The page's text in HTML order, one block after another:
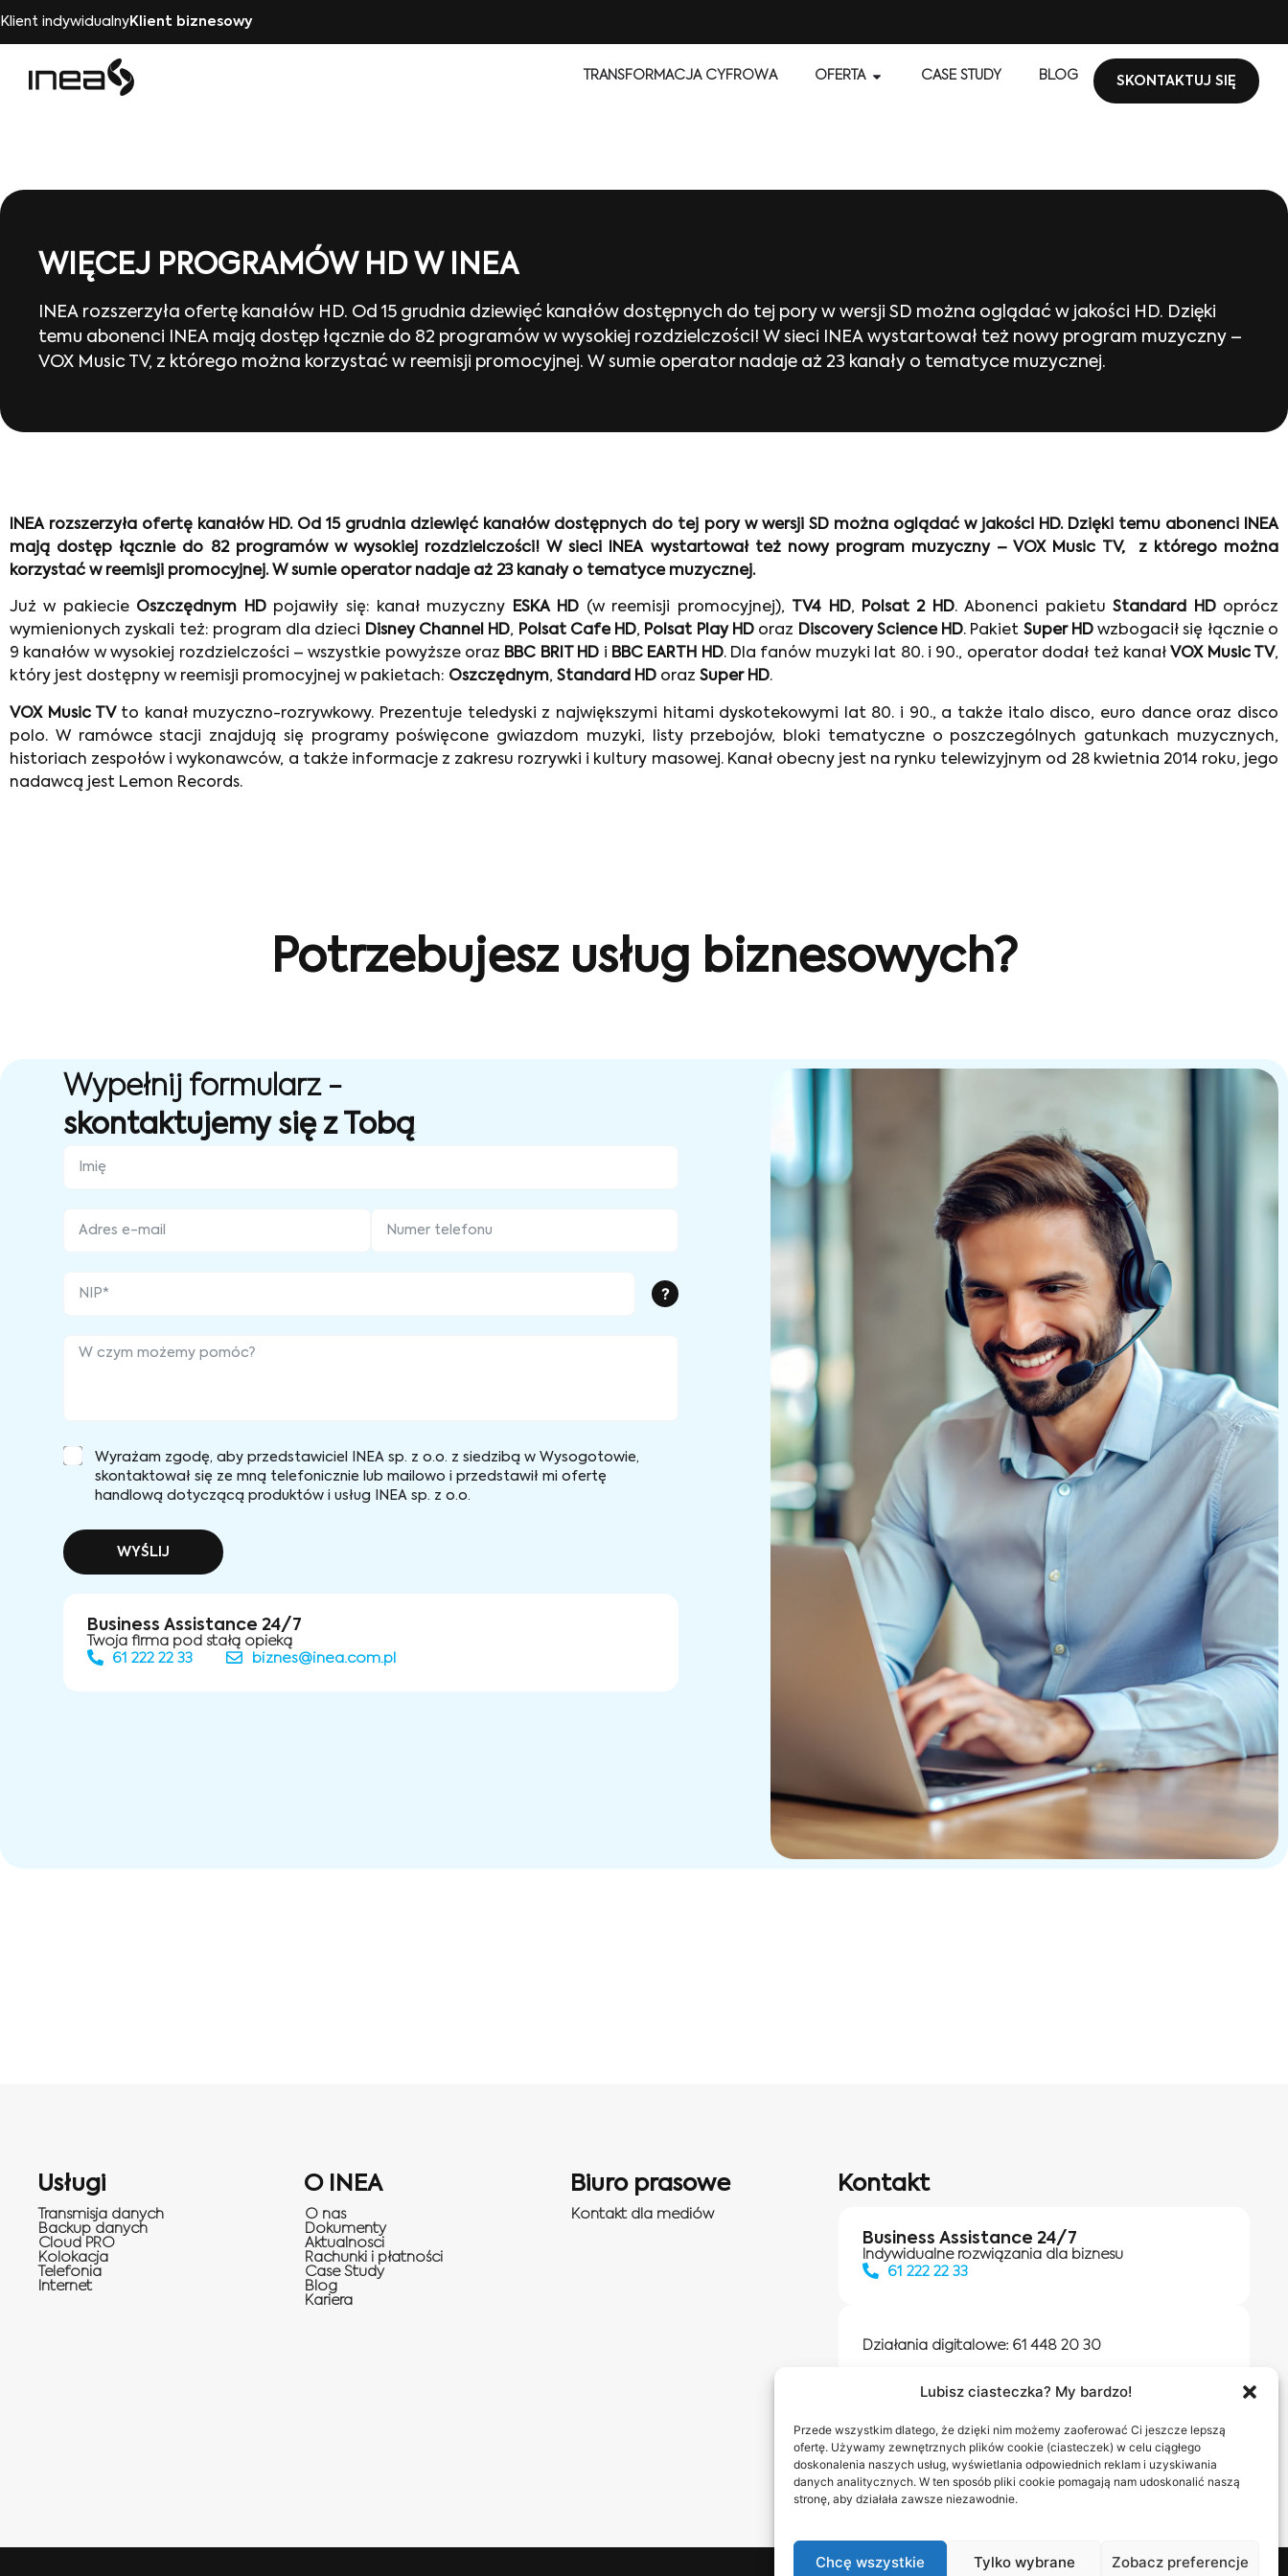
Lubisz ciasteczka? My bardzo!
Przede wszystkim dlatego, że dzięki nim możemy zaoferować Ci jeszcze lepszą
ofertę. Używamy zewnętrznych plików cookie (ciasteczek) w celu ciągłego
doskonalenia naszych usług, wyświetlania odpowiednich reklam i uzyskiwania
danych analitycznych. W ten sposób pliki cookie pomagają nam udoskonalić naszą
stronę, aby działała zawsze niezawodnie.
Chcę wszystkie Tylko wybrane Zobacz preferencje
Klient indywidualnyKlient biznesowy
TRANSFORMACJA CYFROWA OFERTA CASE STUDY BLOG SKONTAKTUJ SIĘ
WIĘCEJ PROGRAMÓW HD W INEA
INEA rozszerzyła ofertę kanałów HD. Od 15 grudnia dziewięć kanałów dostępnych do tej pory w wersji SD można oglądać w jakości HD. Dzięki
temu abonenci INEA mają dostęp łącznie do 82 programów w wysokiej rozdzielczości! W sieci INEA wystartował też nowy program muzyczny –
VOX Music TV, z którego można korzystać w reemisji promocyjnej. W sumie operator nadaje aż 23 kanały o tematyce muzycznej.
INEA rozszerzyła ofertę kanałów HD. Od 15 grudnia dziewięć kanałów dostępnych do tej pory w wersji SD można oglądać w jakości HD. Dzięki temu abonenci INEA
mają dostęp łącznie do 82 programów w wysokiej rozdzielczości! W sieci INEA wystartował też nowy program muzyczny – VOX Music TV, z którego można
korzystać w reemisji promocyjnej. W sumie operator nadaje aż 23 kanały o tematyce muzycznej.
Już w pakiecie Oszczędnym HDpojawiły się: kanał muzyczny ESKA HD (w reemisji promocyjnej), TV4 HD, Polsat 2 HD. Abonenci pakietuStandard HD oprócz
wymienionych zyskali też: program dla dzieci Disney Channel HD, Polsat Cafe HD, Polsat Play HDoraz Discovery Science HD. Pakiet Super HDwzbogacił się łącznie o
9 kanałów w wysokiej rozdzielczości – wszystkie powyższe oraz BBC BRIT HD i BBC EARTH HD. Dla fanów muzyki lat 80. i 90., operator dodał też kanał VOX Music TV,
który jest dostępny w reemisji promocyjnej w pakietach: Oszczędnym, Standard HD oraz Super HD.
VOX Music TV to kanał muzyczno-rozrywkowy. Prezentuje teledyski z największymi hitami dyskotekowymi lat 80. i 90., a także italo disco, euro dance oraz disco
polo. W ramówce stacji znajdują się programy poświęcone gwiazdom muzyki, listy przebojów, bloki tematyczne o poszczególnych gatunkach muzycznych,
historiach zespołów i wykonawców, a także informacje z zakresu rozrywki i kultury masowej. Kanał obecny jest na rynku telewizyjnym od 28 kwietnia 2014 roku, jego
nadawcą jest Lemon Records.
Potrzebujesz usług biznesowych?
Wypełnij formularz -
skontaktujemy się z Tobą
?
Wyrażam zgodę, aby przedstawiciel INEA sp. z o.o. z siedzibą w Wysogotowie,
skontaktował się ze mną telefonicznie lub mailowo i przedstawił mi ofertę
handlową dotyczącą produktów i usług INEA sp. z o.o.
WYŚLIJ
Business Assistance 24/7
Twoja firma pod stałą opieką
61 222 22 33
biznes@inea.com.pl
Usługi
Transmisja danych
Backup danych
Cloud PRO
Kolokacja
Telefonia
Internet
O INEA
O nas
Dokumenty
Aktualnosci
Rachunki i płatności
Case Study
Blog
Kariera
Biuro prasowe
Kontakt dla mediów
Kontakt
Business Assistance 24/7
Indywidualne rozwiązania dla biznesu
61 222 22 33
Działania digitalowe: 61 448 20 30
Salony INEA Napisz do nas